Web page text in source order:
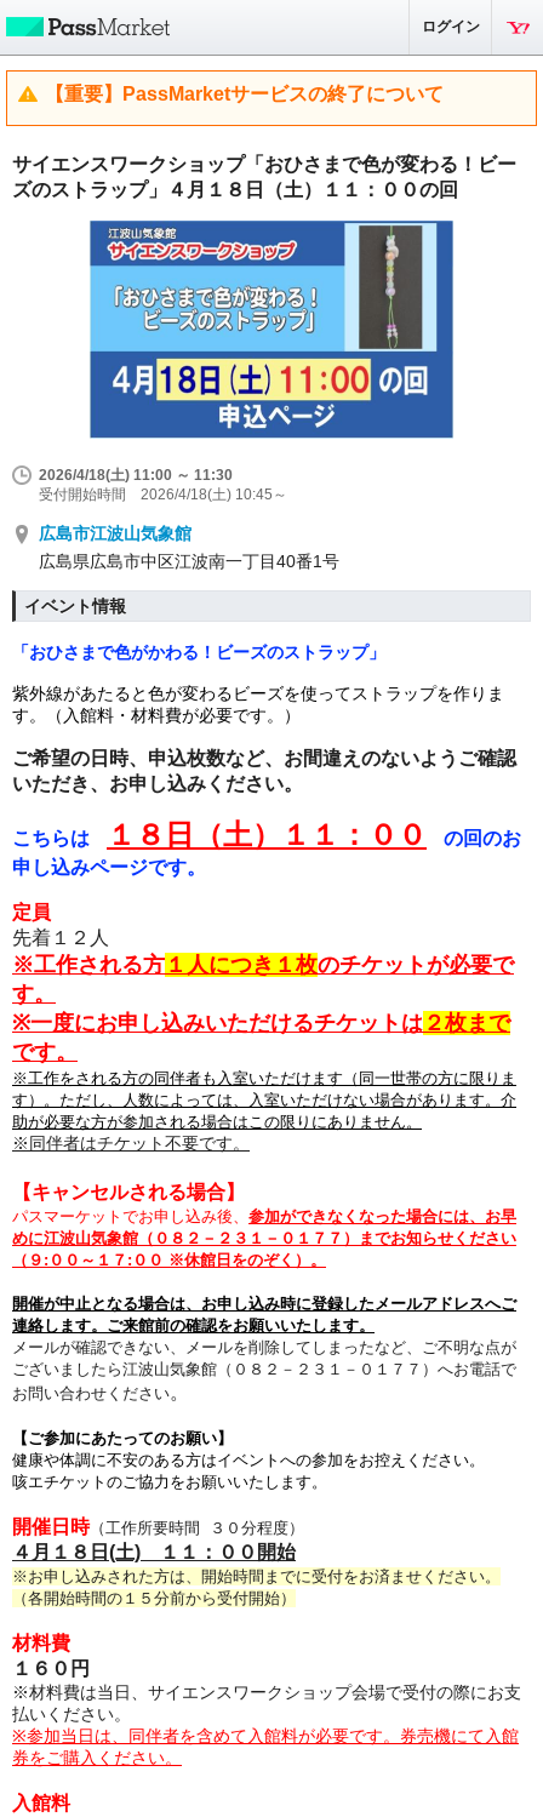
ログイン
【重要】PassMarketサービスの終了について
サイエンスワークショップ「おひさまで色が変わる！ビー
ズのストラップ」４月１８日（土）１１：００の回
2026/4/18(土) 11:00 ～ 11:30
受付開始時間 2026/4/18(土) 10:45～
広島市江波山気象館
広島県広島市中区江波南一丁目40番1号
イベント情報
「おひさまで色がかわる！ビーズのストラップ」
紫外線があたると色が変わるビーズを使ってストラップを作りま
す。（ 入館料・材料費が必要です。）
ご希望の日時、申込枚数など、お間違えのないようご確認
いただき、お申し込みください。
こちらは １８日（土）１１：００
の回のお
申し込みページです。
定員
先着１２人
※工作される方 １人につき１枚のチケットが必要で
す。
※一度にお申し込みいただけるチケットは ２枚まで
です。
※工作をされる方の同伴者も入室いただけます（同一世帯の方に限りま
す）。ただし、人数によっては、入室いただけない場合があります。介
助が必要な方が参加される場合はこの限りにありません。
※同伴者はチケット不要です。
【キャンセルされる場合】
パスマーケットでお申し込み後、 参加ができなくなった場合には、お早
めに江波山気象館（０８２－２３１－０１７７）までお知らせください
（９:００～１７:００ ※休館日をのぞく）。
開催が中止となる場合は、 お申し込み時に登録したメールアドレスへご
連絡します。 ご来館前の確認をお願いいたします。
メールが確認できない、メールを削除してしまったなど、ご不明な点が
ございましたら江波山気象館（０８２－２３１－０１７７）へお電話で
お問い合わせください。
【ご参加にあたってのお願い】
健康や体調に不安のある方はイベントへの参加をお控えください。
咳エチケットのご協力をお願いいたします。
開催日時（工作所要時間 ３０分程度）
４月１８日(土) １１：００開始
※お申し込みされた方は、開始時間までに受付をお済ませください。
（各開始時間の１５分前から受付開始）
材料費
１６０円
※材料費は当日、サイエンスワークショップ会場で受付の際にお支
払いください。
※参加当日は、同伴者を含めて入館料が必要です。券売機にて入館
券をご購入ください。
入館料